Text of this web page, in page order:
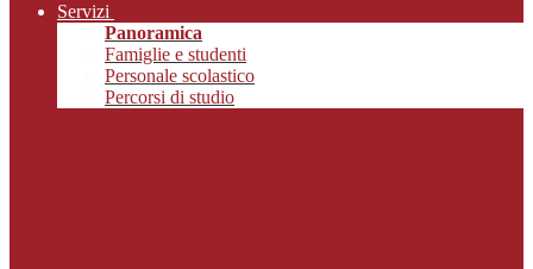
Servizi
Panoramica
Famiglie e studenti
Personale scolastico
Percorsi di studio